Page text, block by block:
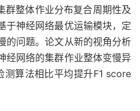
整体作业分布复合周期性及
于神经网络最优运输模块，定
的问题。论文从新的视角分析
经网络的集群作业整体变慢异
测算法相比平均提升F1 score